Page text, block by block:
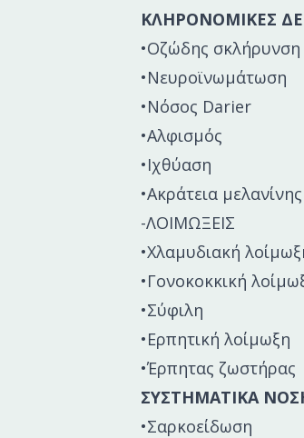
ΚΛΗΡΟΝΟΜΙΚΕΣ
•Οζώδης σκλήρυνση
•Νευροϊνωμάτωση
•Νόσος Darier
•Αλφισμός
•Ιχθύαση
•Ακράτεια μελανίνης
-ΛΟΙΜΩΞΕΙΣ
•Χλαμυδιακή
•Γονοκοκκική
•Σύφιλη
•Ερπητική λοίμωξη
•Έρπητας ζωστήρας
ΣΥΣΤΗΜΑΤΙΚΑ
•Σαρκοείδωση